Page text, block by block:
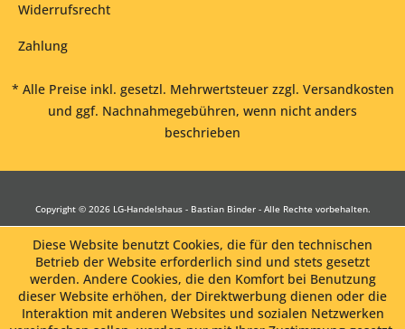
Widerrufsrecht
Zahlung
* Alle Preise inkl. gesetzl. Mehrwertsteuer zzgl. Versandkosten
und ggf. Nachnahmegebühren, wenn nicht anders
beschrieben
Copyright © 2026 LG-Handelshaus - Bastian Binder - Alle Rechte vorbehalten.
Diese Website benutzt Cookies, die für den technischen
Betrieb der Website erforderlich sind und stets gesetzt
werden. Andere Cookies, die den Komfort bei Benutzung
dieser Website erhöhen, der Direktwerbung dienen oder die
Interaktion mit anderen Websites und sozialen Netzwerken